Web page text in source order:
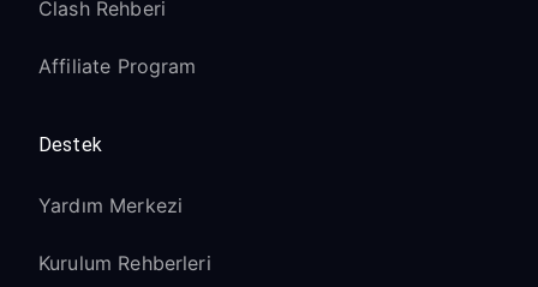
Clash Rehberi
Affiliate Program
Destek
Yardım Merkezi
Kurulum Rehberleri